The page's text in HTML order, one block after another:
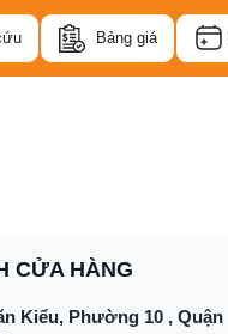
Bảng giá
CỬA HÀNG
Kiểu, Phường 10 , Quận